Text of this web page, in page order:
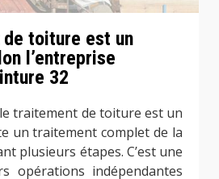
toiture est un
l’entreprise
32
traitement de toiture est un
un traitement complet de la
plusieurs étapes. C’est une
opérations indépendantes